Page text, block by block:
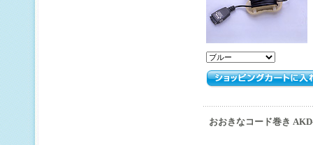
おおきなコード巻き